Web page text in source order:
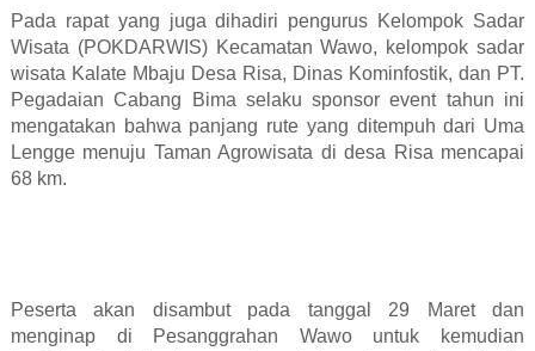
Pada rapat yang juga dihadiri pengurus Kelompok Sadar
Wisata (POKDARWIS) Kecamatan Wawo, kelompok sadar
wisata Kalate Mbaju Desa Risa, Dinas Kominfostik, dan PT.
Pegadaian Cabang Bima selaku sponsor event tahun ini
mengatakan bahwa panjang rute yang ditempuh dari Uma
Lengge menuju Taman Agrowisata di desa Risa mencapai
68 km.
Peserta akan disambut pada tanggal 29 Maret dan
menginap di Pesanggrahan Wawo untuk kemudian